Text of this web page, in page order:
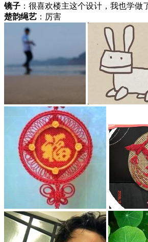
镜子 ：很喜欢楼主这个设计，我也学做
楚韵绳艺 ：厉害